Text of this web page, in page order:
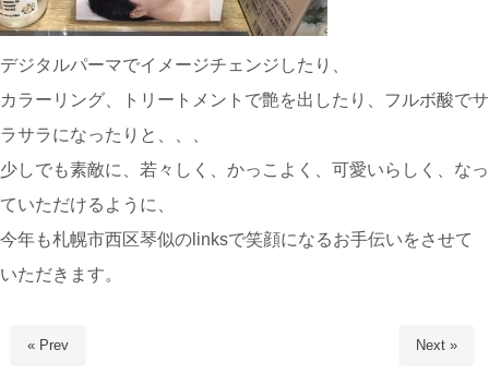
デジタルパーマでイメージチェンジしたり、
カラーリング、トリートメントで艶を出したり、フルボ酸でサ
ラサラになったりと、、、
少しでも素敵に、若々しく、かっこよく、可愛いらしく、なっ
ていただけるように、
今年も札幌市西区琴似のlinksで笑顔になるお手伝いをさせて
いただきます。
« Prev Next »